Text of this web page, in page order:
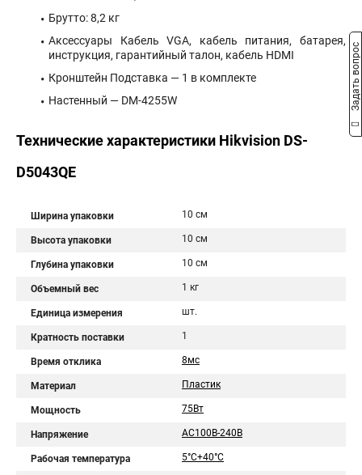
Брутто: 8,2 кг
Аксессуары Кабель VGA, кабель питания, батарея,
инструкция, гарантийный талон, кабель HDMI
Кронштейн Подставка — 1 в комплекте
Настенный — DM-4255W
Технические характеристики Hikvision DS-
D5043QE
Ширина упаковки 10 см
Высота упаковки 10 см
Глубина упаковки 10 см
Объемный вес 1 кг
Единица измерения шт.
Кратность поставки 1
Время отклика 8мс
Материал Пластик
Мощность 75Вт
Напряжение AC100В-240В
Рабочая температура 5°C+40°C
Задать вопрос